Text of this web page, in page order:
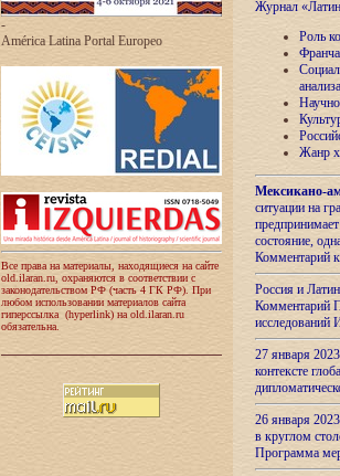
-
América Latina Portal Europeo
Все права на материалы, находящиеся на сайте
old.ilaran.ru, охраняются в соответствии с
законодательством РФ (часть 4 ГК РФ). При
любом использовании материалов сайта
гиперссылка (hyperlink) на old.ilaran.ru
обязательна.
Журнал
Роль
анализа
Жанр
Мексикано-
ситуации на
состояние,
Комментарий
Россия и
Комментарий
27 января
контексте
26 января
в круглом
Программа